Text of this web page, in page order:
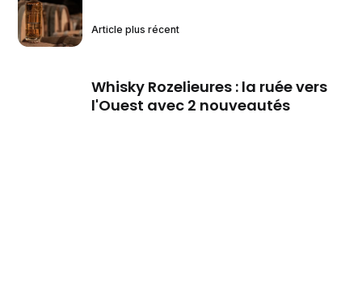
Article plus récent
Whisky Rozelieures : la ruée vers
l'Ouest avec 2 nouveautés